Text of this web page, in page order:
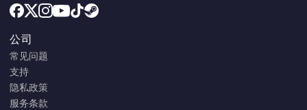
公司
常见问题
支持
隐私政策
服务条款